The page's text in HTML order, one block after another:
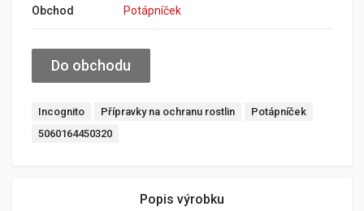
Obchod
Potápníček
Do obchodu
Incognito Přípravky na ochranu rostlin
Potápníček
5060164450320
Popis výrobku